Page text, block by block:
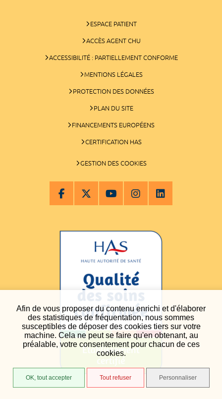
Afin de vous proposer du contenu enrichi et d'élaborer
des statistiques de fréquentation, nous sommes
susceptibles de déposer des cookies tiers sur votre
machine. Cela ne peut se faire qu'en obtenant, au
préalable, votre consentement pour chacun de ces
cookies.
OK, tout accepter Tout refuser Personnaliser
ESPACE PATIENT
ACCÈS AGENT CHU
ACCESSIBILITÉ : PARTIELLEMENT CONFORME
MENTIONS LÉGALES
PROTECTION DES DONNÉES
PLAN DU SITE
FINANCEMENTS EUROPÉENS
CERTIFICATION HAS
GESTION DES COOKIES